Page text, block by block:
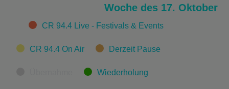
Woche des 17. Oktober
CategoriesCR 94.4 Live - Festivals & Events
CR 94.4 On Air Derzeit Pause
Wiederholung